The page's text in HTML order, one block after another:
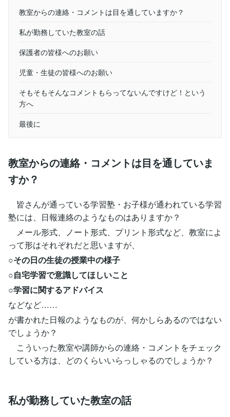
教室からの連絡・コメントは目を通していますか？
私が勤務していた教室の話
保護者の皆様へのお願い
児童・生徒の皆様へのお願い
そもそもそんなコメントもらってないんですけど！という
方へ
最後に
教室からの連絡・コメントは目を通していま
すか？
皆さんが通っている学習塾・お子様が通われている学習
塾には、日報連絡のようなものはありますか？
メール形式、ノート形式、プリント形式など、教室によ
って形はそれぞれだと思いますが、
○その日の生徒の授業中の様子
○自宅学習で意識してほしいこと
○学習に関するアドバイス
などなど……
が書かれた日報のようなものが、何かしらあるのではない
でしょうか？
こういった教室や講師からの連絡・コメントをチェック
している方は、どのくらいいらっしゃるのでしょうか？
私が勤務していた教室の話